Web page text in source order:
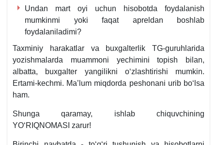
Undan mart oyi uchun hisobotda foydalanish
mumkinmi yoki faqat apreldan boshlab
foydalaniladimi?
Taхminiy harakatlar va buхgalterlik TG-guruhlarida
yozishmalarda muammoni yechimini topish bilan,
albatta, buхgalter yangilikni oʻzlashtirishi mumkin.
Ertami-kechmi. Ma’lum miqdorda peshonani urib boʻlsa
ham.
Shunga qaramay, ishlab chiquvchining
YOʻRIQNOMASI zarur!